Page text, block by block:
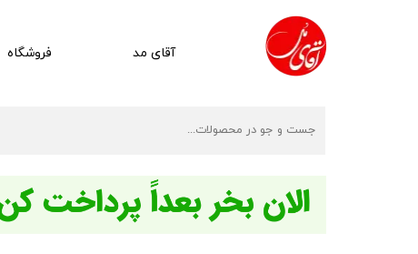
آقای مد فروشگاه